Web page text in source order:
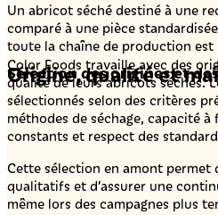
Un abricot séché destiné à une
comparé à une pièce
toute la chaîne de production est
Origine, qualité et
Sélection des origines et
Color Foods travaille avec des
qualité de leurs abricots séchés.
sélectionnés selon des critères
méthodes de séchage, capacité
constants et respect des
Cette sélection en amont permet
qualitatifs et d’assurer une
même lors des campagnes plus